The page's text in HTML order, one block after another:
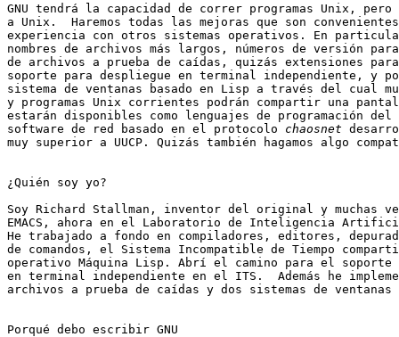
GNU tendrá la capacidad de correr programas Unix,
a Unix.  Haremos todas las mejoras que son
experiencia con otros sistemas operativos. En
nombres de archivos más largos, números de versión
de archivos a prueba de caídas, quizás extensiones
soporte para despliegue en terminal independiente, y
sistema de ventanas basado en Lisp a través del cual
y programas Unix corrientes podrán compartir una
estarán disponibles como lenguajes de programación del
software de red basado en el protocolo chaosnet
muy superior a UUCP. Quizás también hagamos algo
¿Quién soy yo?
Soy Richard Stallman, inventor del original y muchas
EMACS, ahora en el Laboratorio de Inteligencia
He trabajado a fondo en compiladores, editores,
de comandos, el Sistema Incompatible de Tiempo
operativo Máquina Lisp. Abrí el camino para el soporte
en terminal independiente en el ITS.  Además he
archivos a prueba de caídas y dos sistemas de ventanas
Porqué debo escribir GNU